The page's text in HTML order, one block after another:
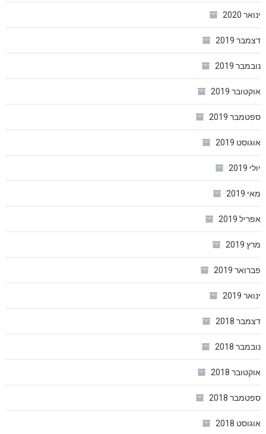
ינואר 2020
דצמבר 2019
נובמבר 2019
אוקטובר 2019
ספטמבר 2019
אוגוסט 2019
יולי 2019
מאי 2019
אפריל 2019
מרץ 2019
פברואר 2019
ינואר 2019
דצמבר 2018
נובמבר 2018
אוקטובר 2018
ספטמבר 2018
אוגוסט 2018